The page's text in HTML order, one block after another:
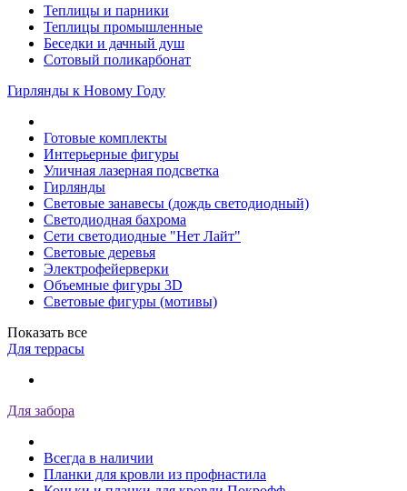
Теплицы и парники
Теплицы промышленные
Беседки и дачный душ
Сотовый поликарбонат
Гирлянды к Новому Году
Готовые комплекты
Интерьерные фигуры
Уличная лазерная подсветка
Гирлянды
Световые занавесы (дождь светодиодный)
Светодиодная бахрома
Сети светодиодные "Нет Лайт"
Световые деревья
Электрофейерверки
Объемные фигуры 3D
Световые фигуры (мотивы)
Показать все
Для террасы
Для забора
Всегда в наличии
Планки для кровли из профнастила